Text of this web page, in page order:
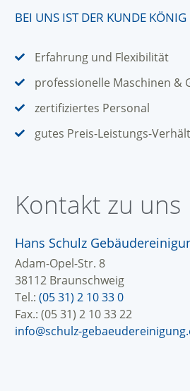
BEI UNS IST DER KUNDE KÖNIG
Erfahrung und Flexibilität
professionelle Maschinen &
zertifiziertes Personal
gutes Preis-Leistungs-
Kontakt zu uns
Hans Schulz
Adam-Opel-Str. 8
38112 Braunschweig
Tel.: (05 31) 2 10 33 0
Fax.: (05 31) 2 10 33 22
info@schulz-